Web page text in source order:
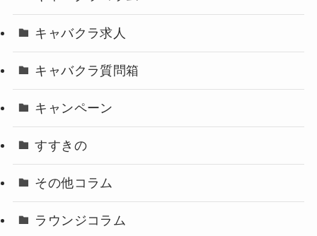
キャバクラ求人
キャバクラ質問箱
キャンペーン
すすきの
その他コラム
ラウンジコラム